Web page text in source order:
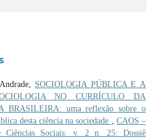
SOCIOLOGIA PÚBLICA E A
NO CURRÍCULO DA
BRASILEIRA: uma reflexão sobre o
desta ciência na sociedade , CAOS –
Ciências Sociais: v. 2 n. 25: Dossiê